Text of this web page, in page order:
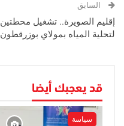
السابق
إقليم الصويرة.. تشغيل محطتين
لتحلية المياه بمولاي بوزرقطون
قد يعجبك أيضا
سياسة